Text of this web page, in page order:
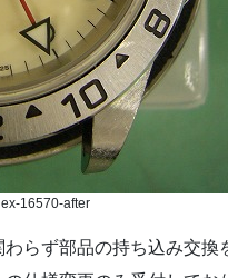
16570-after
らず部品の持ち込み交換